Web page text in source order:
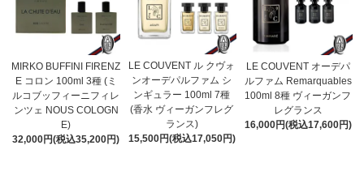
MIRKO BUFFINI FIRENZ
E コロン 100ml 3種 (ミ
ルコブッフィーニフィレ
ンツェ NOUS COLOGN
E)
32,000円(税込35,200円)
LE COUVENT ル クヴォ
ンオーデパルファム シ
ンギュラー 100ml 7種
(香水 ヴィーガンフレグ
ランス)
15,500円(税込17,050円)
LE COUVENT オーデパ
ルファム Remarquables
100ml 8種 ヴィーガンフ
レグランス
16,000円(税込17,600円)